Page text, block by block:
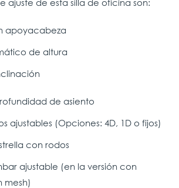
ajuste de esta silla de oficina son:
apoyacabeza
de altura
de asiento
ajustables (Opciones: 4D, 1D o fijos)
con rodos
ajustable (en la versión con
mesh)